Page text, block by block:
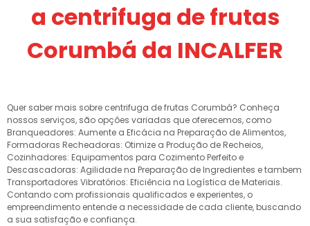
a centrifuga de frutas
Corumbá da INCALFER
Quer saber mais sobre centrifuga de frutas Corumbá? Conheça
nossos serviços, são opções variadas que oferecemos, como
Branqueadores: Aumente a Eficácia na Preparação de Alimentos,
Formadoras Recheadoras: Otimize a Produção de Recheios,
Cozinhadores: Equipamentos para Cozimento Perfeito e
Descascadoras: Agilidade na Preparação de Ingredientes e tambem
Transportadores Vibratórios: Eficiência na Logística de Materiais.
Contando com profissionais qualificados e experientes, o
empreendimento entende a necessidade de cada cliente, buscando
a sua satisfação e confiança.